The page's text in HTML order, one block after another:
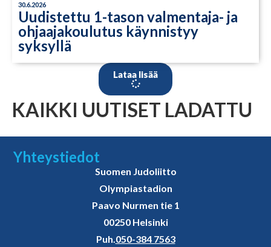
30.6.2026
Uudistettu 1-tason valmentaja- ja
ohjaajakoulutus käynnistyy
syksyllä
Lataa lisää
KAIKKI UUTISET LADATTU
Yhteystiedot
Suomen Judoliitto
Olympiastadion
Paavo Nurmen tie 1
00250 Helsinki
Puh.050-384 7563